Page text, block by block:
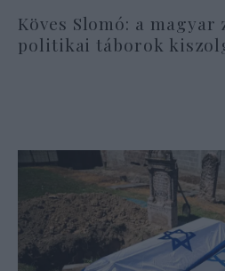
Köves Slomó: a magyar
politikai táborok